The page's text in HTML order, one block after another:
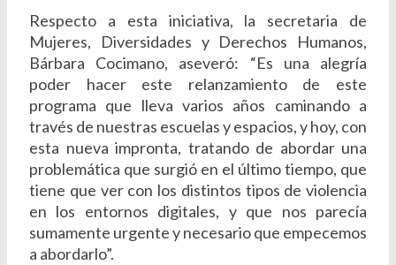
Respecto a esta iniciativa, la secretaria de
Mujeres, Diversidades y Derechos Humanos,
Bárbara Cocimano, aseveró: “Es una alegría
poder hacer este relanzamiento de este
programa que lleva varios años caminando a
través de nuestras escuelas y espacios, y hoy, con
esta nueva impronta, tratando de abordar una
problemática que surgió en el último tiempo, que
tiene que ver con los distintos tipos de violencia
en los entornos digitales, y que nos parecía
sumamente urgente y necesario que empecemos
a abordarlo”.